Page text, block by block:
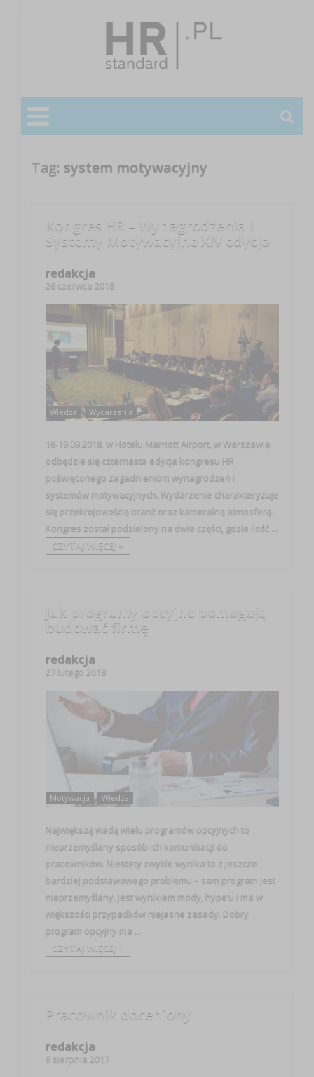
Tag: system motywacyjny
Kongres HR – Wynagrodzenia i
Systemy Motywacyjne XIV edycja
redakcja
26 czerwca 2018
Wiedza Wydarzenia
18-19.09.2018. w Hotelu Marriott Airport, w Warszawie
odbędzie się czternasta edycja kongresu HR
poświęconego zagadnieniom wynagrodzeń i
systemów motywacyjnych. Wydarzenie charakteryzuje
się przekrojowością branż oraz kameralną atmosferą.
Kongres został podzielony na dwie części, gdzie ilość ...
CZYTAJ WIĘCEJ +
Jak programy opcyjne pomagają
budować firmę
redakcja
27 lutego 2018
Motywacja Wiedza
Największą wadą wielu programów opcyjnych to
nieprzemyślany sposób ich komunikacji do
pracowników. Niestety zwykle wynika to z jeszcze
bardziej podstawowego problemu – sam program jest
nieprzemyślany. Jest wynikiem mody, hype’u i ma w
większości przypadków niejasne zasady. Dobry
program opcyjny ma ...
CZYTAJ WIĘCEJ +
Pracownik doceniony
redakcja
9 sierpnia 2017